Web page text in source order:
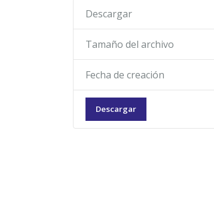
Descargar
Tamaño del archivo
Fecha de creación
Descargar